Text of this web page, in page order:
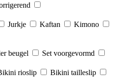
Jurkje Kaftan
Kimono
beugel
Set voorgevormd
rioslip
Bikini tailleslip